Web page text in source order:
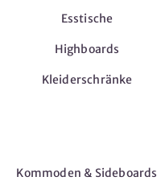
Esstische
Highboards
Kleiderschränke
Kommoden & Sideboards